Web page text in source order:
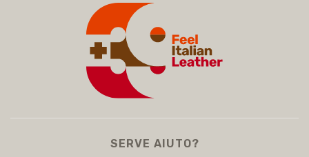
SERVE AIUTO?